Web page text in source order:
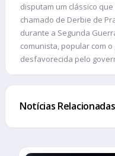
disputam um clássico
chamado de Derbie de
durante a Segunda
comunista, popular com
desfavorecida pelo
Notícias Relacionadas